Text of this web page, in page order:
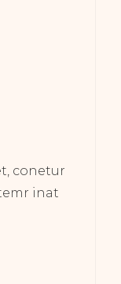
conetur
inat